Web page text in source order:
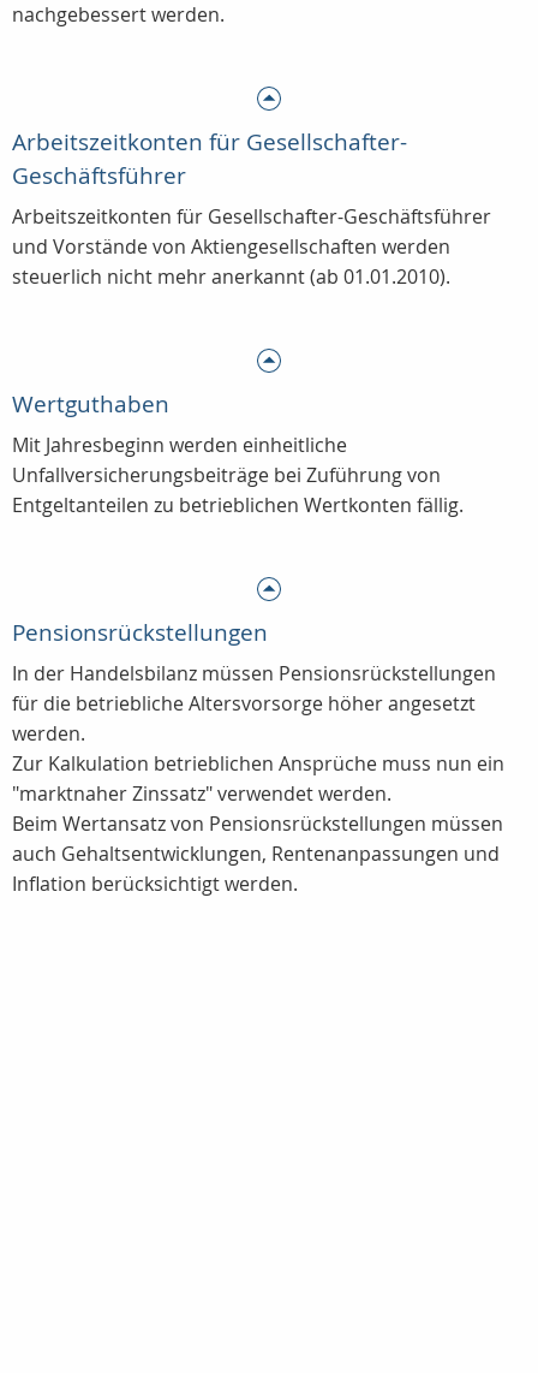
nachgebessert werden.
Arbeitszeitkonten für Gesellschafter-
Geschäftsführer
Arbeitszeitkonten für Gesellschafter-Geschäftsführer
und Vorstände von Aktiengesellschaften werden
steuerlich nicht mehr anerkannt (ab 01.01.2010).
Wertguthaben
Mit Jahresbeginn werden einheitliche
Unfallversicherungsbeiträge bei Zuführung von
Entgeltanteilen zu betrieblichen Wertkonten fällig.
Pensionsrückstellungen
In der Handelsbilanz müssen Pensionsrückstellungen
für die betriebliche Altersvorsorge höher angesetzt
werden.
Zur Kalkulation betrieblichen Ansprüche muss nun ein
"marktnaher Zinssatz" verwendet werden.
Beim Wertansatz von Pensionsrückstellungen müssen
auch Gehaltsentwicklungen, Rentenanpassungen und
Inflation berücksichtigt werden.